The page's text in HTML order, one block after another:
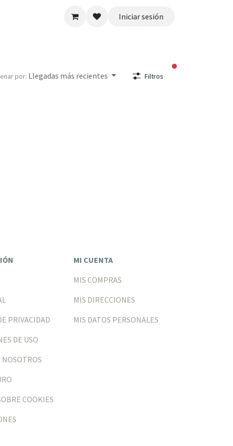
Iniciar sesión
por: Llegadas más recientes Filtros filtros activos
PRIVACIDAD
DE USO
NOSOTROS
COOKIES
MI CUENTA
MIS COMPRAS
MIS DIRECCIONES
MIS DATOS PERSONALES